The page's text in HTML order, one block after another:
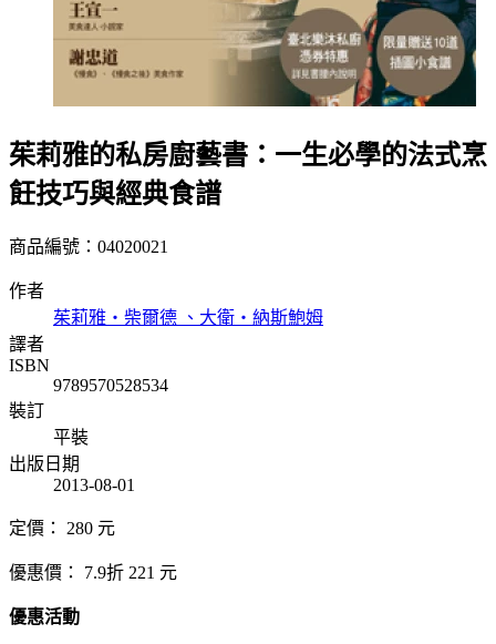
茱莉雅的私房廚藝書：一生必學的法式烹
飪技巧與經典食譜
商品編號：04020021
作者
茱莉雅‧柴爾德 、大衛‧納斯鮑姆
譯者
ISBN
9789570528534
裝訂
平裝
出版日期
2013-08-01
定價： 280 元
優惠價： 7.9折 221 元
優惠活動